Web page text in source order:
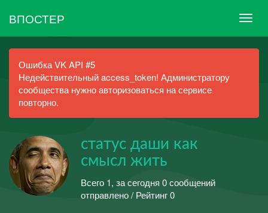
ВПОСТЕР
Ошибка VK API #5
Недействительный access_token! Администратору
сообщества нужно авторизоваться на сервисе
повторно.
статус даши как
смысл жить
Всего 1, за сегодня 0 сообщений
отправлено / Рейтинг 0